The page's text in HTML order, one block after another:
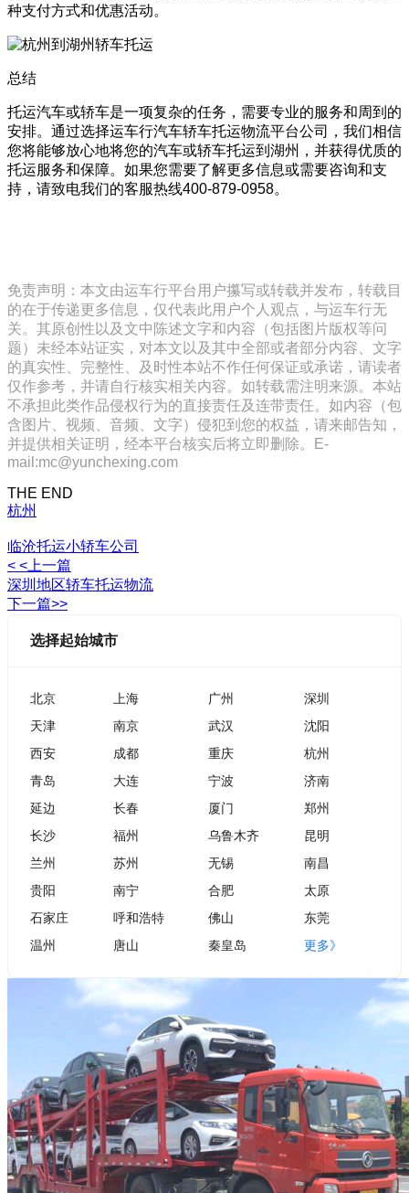
种支付方式和优惠活动。
总结
托运汽车或轿车是一项复杂的任务，需要专业的服务和周到的
安排。通过选择运车行汽车轿车托运物流平台公司，我们相信
您将能够放心地将您的汽车或轿车托运到湖州，并获得优质的
托运服务和保障。如果您需要了解更多信息或需要咨询和支
持，请致电我们的客服热线400-879-0958。
免责声明：本文由运车行平台用户攥写或转载并发布，转载目
的在于传递更多信息，仅代表此用户个人观点，与运车行无
关。其原创性以及文中陈述文字和内容（包括图片版权等问
题）未经本站证实，对本文以及其中全部或者部分内容、文字
的真实性、完整性、及时性本站不作任何保证或承诺，请读者
仅作参考，并请自行核实相关内容。如转载需注明来源。本站
不承担此类作品侵权行为的直接责任及连带责任。如内容（包
含图片、视频、音频、文字）侵犯到您的权益，请来邮告知，
并提供相关证明，经本平台核实后将立即删除。E-
mail:mc@yunchexing.com
THE END
杭州
临沧托运小轿车公司
< <上一篇
深圳地区轿车托运物流
下一篇>>
选择起始城市
北京 上海 广州
深圳
天津
南京 武汉
沈阳
西安
成都 重庆
杭州
青岛
大连 宁波
济南
延边
长春 厦门
郑州
长沙
福州 乌鲁木齐
昆明
兰州
苏州 无锡
南昌
贵阳
南宁 合肥
太原
石家庄
呼和浩特 佛山
东莞
温州
唐山 秦皇岛 更多》